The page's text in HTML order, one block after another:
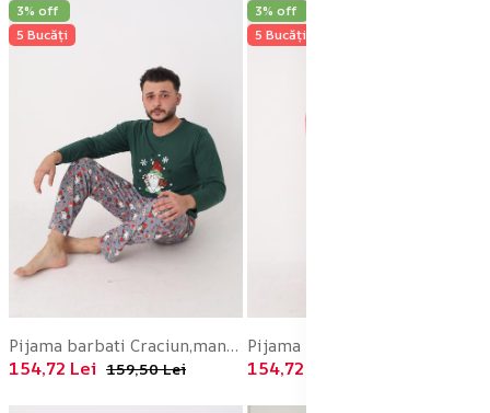
3% off
5 Bucăți
Pijama barbati Craciun,maneca lunga si pantaloni lungi,imprimeu pitic,En-gros
154,72 Lei 159,50 Lei
3% off
5 Bucăți
154,72 Lei